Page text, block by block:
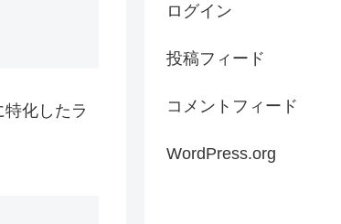
化したラ
ログイン
投稿フィード
コメントフィード
WordPress.org